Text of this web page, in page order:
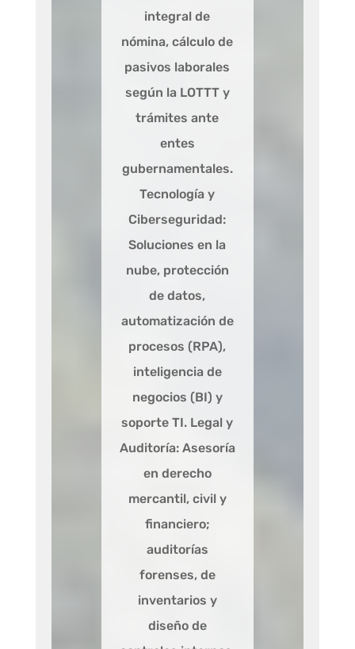
integral de
nómina, cálculo de
pasivos laborales
según la LOTTT y
trámites ante
entes
gubernamentales.
Tecnología y
Ciberseguridad:
Soluciones en la
nube, protección
de datos,
automatización de
procesos (RPA),
inteligencia de
negocios (BI) y
soporte TI. Legal y
Auditoría: Asesoría
en derecho
mercantil, civil y
financiero;
auditorías
forenses, de
inventarios y
diseño de